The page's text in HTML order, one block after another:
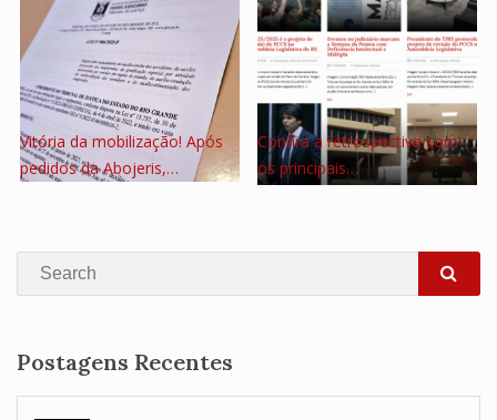
Vitória da mobilização! Após
pedidos da Abojeris,…
Confira a retrospectiva com
os principais…
Search
Postagens Recentes